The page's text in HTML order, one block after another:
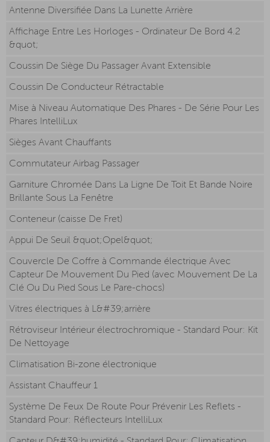
Antenne Diversifiée Dans La Lunette Arrière
Affichage Entre Les Horloges - Ordinateur De Bord 4.2
&quot;
Coussin De Siège Du Passager Avant Extensible
Coussin De Conducteur Rétractable
Mise à Niveau Automatique Des Phares - De Série Pour Les
Phares IntelliLux
Sièges Avant Chauffants
Commutateur Airbag Passager
Garniture Chromée Dans La Ligne De Toit Et Bande Noire
Brillante Sous La Fenêtre
Conteneur (caisse De Fret)
Appui De Seuil &quot;Opel&quot;
Couvercle De Coffre à Commande électrique Avec
Capteur De Mouvement Du Pied (avec Mouvement De La
Clé Ou Du Pied Sous Le Pare-chocs)
Vitres électriques à L&#39;arrière
Rétroviseur Intérieur électrochromique - Standard Pour: Kit
De Nettoyage
Climatisation Bi-zone électronique
Assistant Chauffeur 1
Système De Feux De Route Pour Prévenir Les Reflets -
Standard Pour: Réflecteurs IntelliLux